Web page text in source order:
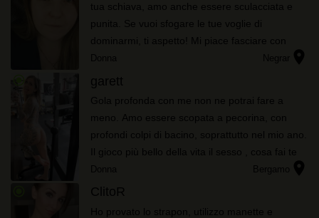
tua schiava, amo anche essere sculacciata e
punita. Se vuoi sfogare le tue voglie di
dominarmi, ti aspetto! Mi piace fasciare con
pelle e latex e indossare stivali sexy. Se sei
Negrar location_on
Donna
garett
Gola profonda con me non ne potrai fare a
meno. Amo essere scopata a pecorina, con
profondi colpi di bacino, soprattutto nel mio ano.
Il gioco più bello della vita il sesso , cosa fai te
ne vuoi privare?
Bergamo location_on
Donna
ClitoR
Ho provato lo strapon, utilizzo manette e